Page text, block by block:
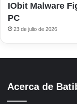
IObit Malware
PC
23 de julio de 2026
Acerca de